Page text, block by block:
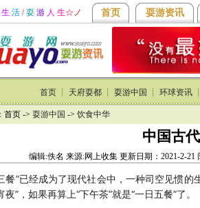
生 活 /耍 游人 生☆ ノ 首页 耍游资讯
首页 ┊ 天府耍都 ┊ 耍游中国 ┊ 环球资讯
首页 -> 耍游中国 -> 饮食中华
中国古
编辑:佚名 来源:网上收集 更新日期：2021-2-21
餐”已经成为了现代社会中，一种司空见惯
夜”，如果再算上“下午茶”就是“一日五餐”了。